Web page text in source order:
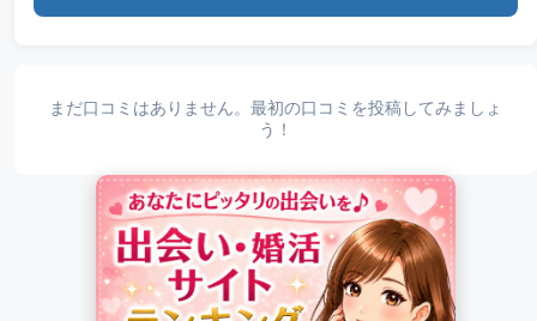
まだ口コミはありません。最初の口コミを投稿してみましょ
う！